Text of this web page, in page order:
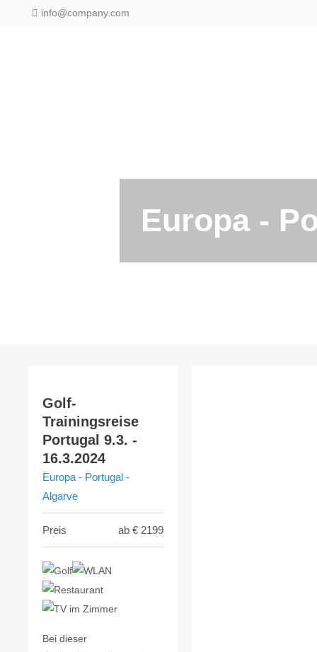
info@company.com
Europa -
Golf-
Trainingsreise
Portugal 9.3. -
16.3.2024
Europa - Portugal -
Algarve
Preis ab € 2199
Bei dieser